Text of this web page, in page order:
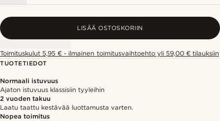
LISÄÄ OSTOSKORIIN
Toimituskulut 5,95 € - ilmainen toimitusvaihtoehto yli 59,00 € tilauksiin
TUOTETIEDOT
Normaali istuvuus
Ajaton istuvuus klassisiin tyyleihin
2 vuoden takuu
Laatu taattu kestävää luottamusta varten.
Nopea toimitus